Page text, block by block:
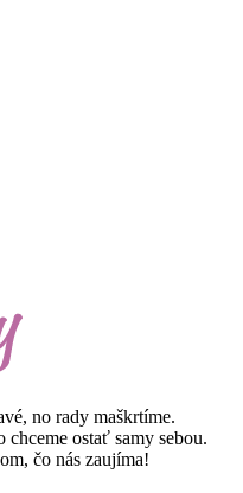
no rady maškrtíme.
ostať samy sebou.
čo nás zaujíma!